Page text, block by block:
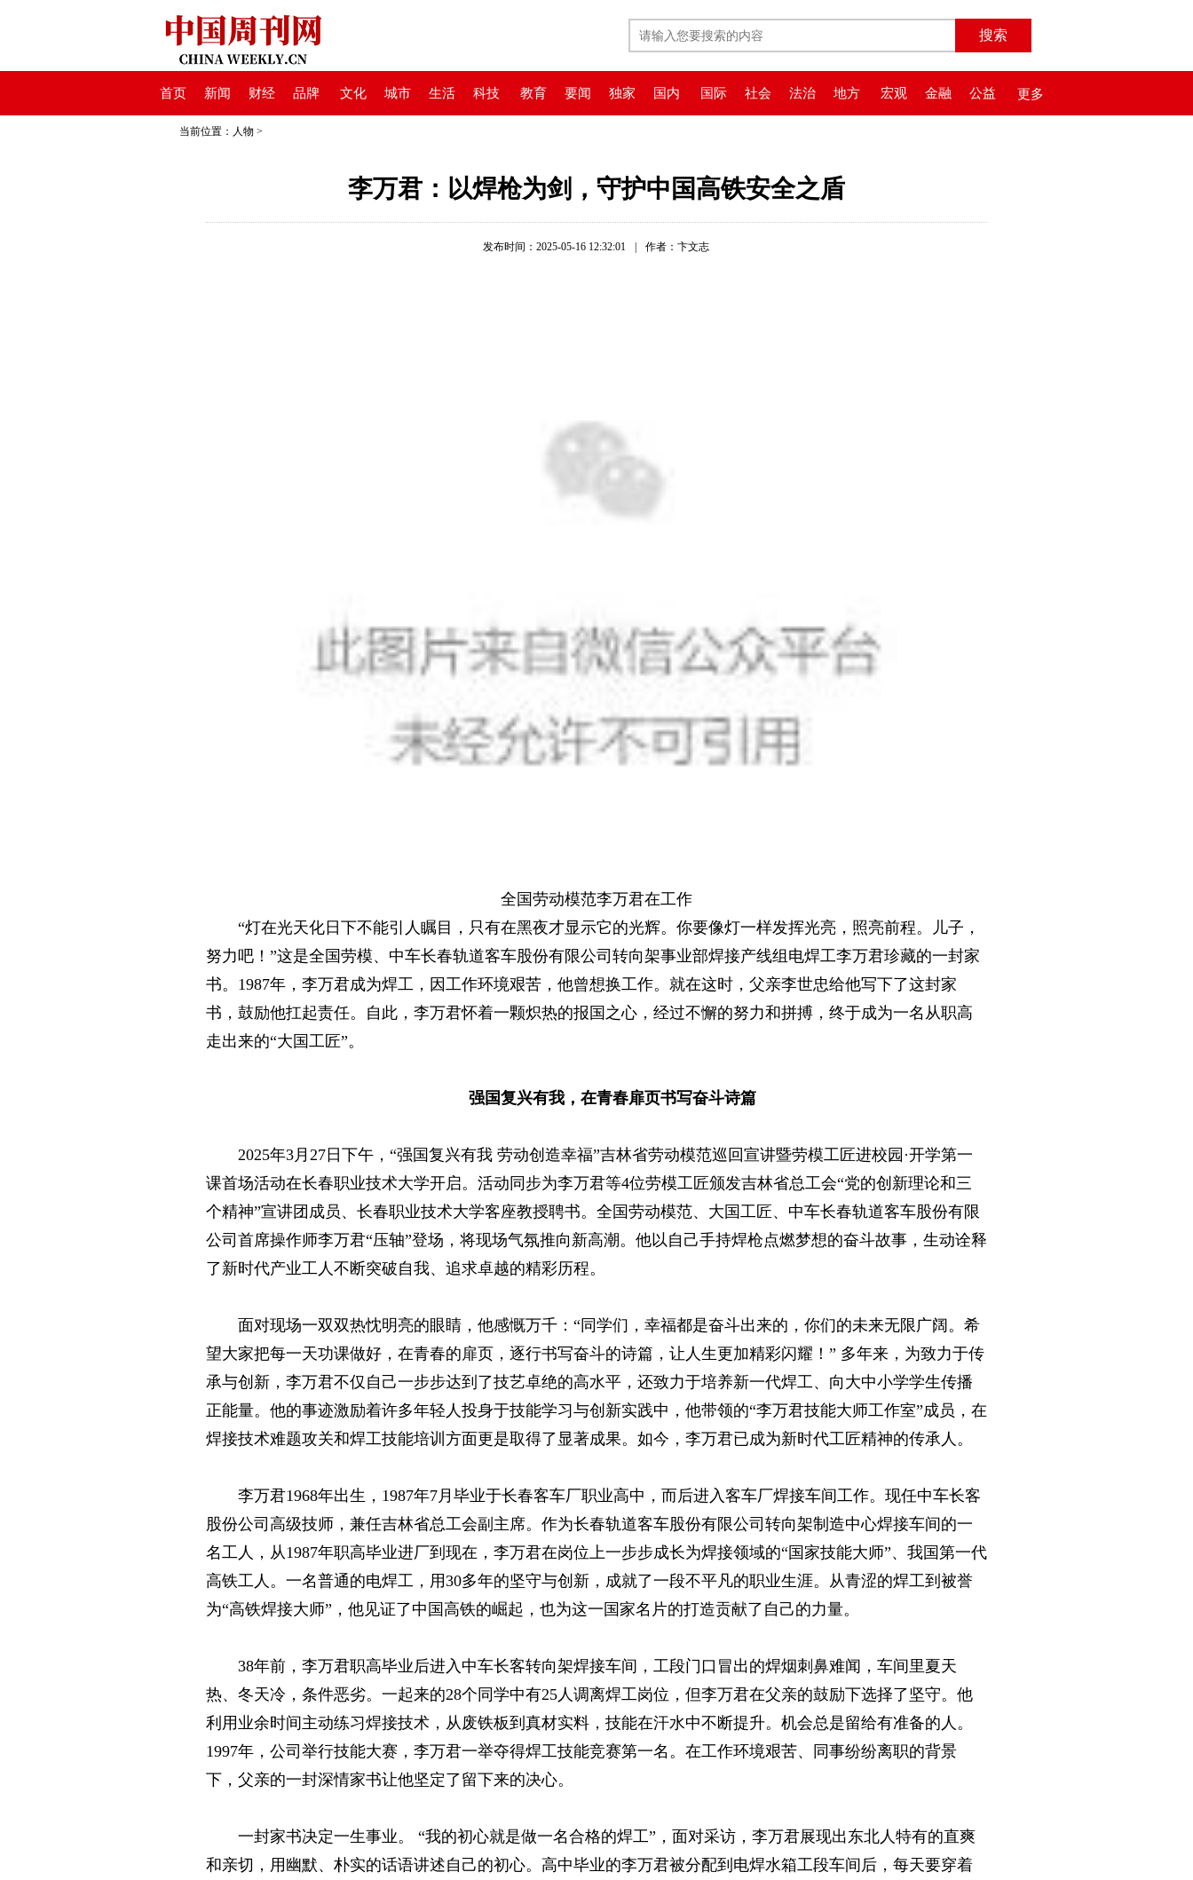
首页 新闻 财经 品牌 文化 城市 生活 科技 教育 要闻 独家 国内 国际 社会 法治 地方 宏观 金融 公益 更多
当前位置： 人物 >
李万君：以焊枪为剑，守护中国高铁安全之盾
发布时间：2025-05-16 12:32:01 作者：卞文志
全国劳动模范李万君在工作
“灯在光天化日下不能引人瞩目，只有在黑夜才显示它的光辉。你要像灯一样发挥光亮，照亮前程。儿子，
努力吧！”这是全国劳模、中车长春轨道客车股份有限公司转向架事业部焊接产线组电焊工李万君珍藏的一封家
书。1987年，李万君成为焊工，因工作环境艰苦，他曾想换工作。就在这时，父亲李世忠给他写下了这封家
书，鼓励他扛起责任。自此，李万君怀着一颗炽热的报国之心，经过不懈的努力和拼搏，终于成为一名从职高
走出来的“大国工匠”。
强国复兴有我，在青春扉页书写奋斗诗篇
2025年3月27日下午，“强国复兴有我 劳动创造幸福”吉林省劳动模范巡回宣讲暨劳模工匠进校园·开学第一
课首场活动在长春职业技术大学开启。活动同步为李万君等4位劳模工匠颁发吉林省总工会“党的创新理论和三
个精神”宣讲团成员、长春职业技术大学客座教授聘书。全国劳动模范、大国工匠、中车长春轨道客车股份有限
公司首席操作师李万君“压轴”登场，将现场气氛推向新高潮。他以自己手持焊枪点燃梦想的奋斗故事，生动诠释
了新时代产业工人不断突破自我、追求卓越的精彩历程。
面对现场一双双热忱明亮的眼睛，他感慨万千：“同学们，幸福都是奋斗出来的，你们的未来无限广阔。希
望大家把每一天功课做好，在青春的扉页，逐行书写奋斗的诗篇，让人生更加精彩闪耀！” 多年来，为致力于传
承与创新，李万君不仅自己一步步达到了技艺卓绝的高水平，还致力于培养新一代焊工、向大中小学学生传播
正能量。他的事迹激励着许多年轻人投身于技能学习与创新实践中，他带领的“李万君技能大师工作室”成员，在
焊接技术难题攻关和焊工技能培训方面更是取得了显著成果。如今，李万君已成为新时代工匠精神的传承人。
李万君1968年出生，1987年7月毕业于长春客车厂职业高中，而后进入客车厂焊接车间工作。现任中车长客
股份公司高级技师，兼任吉林省总工会副主席。作为长春轨道客车股份有限公司转向架制造中心焊接车间的一
名工人，从1987年职高毕业进厂到现在，李万君在岗位上一步步成长为焊接领域的“国家技能大师”、我国第一代
高铁工人。一名普通的电焊工，用30多年的坚守与创新，成就了一段不平凡的职业生涯。从青涩的焊工到被誉
为“高铁焊接大师”，他见证了中国高铁的崛起，也为这一国家名片的打造贡献了自己的力量。
38年前，李万君职高毕业后进入中车长客转向架焊接车间，工段门口冒出的焊烟刺鼻难闻，车间里夏天
热、冬天冷，条件恶劣。一起来的28个同学中有25人调离焊工岗位，但李万君在父亲的鼓励下选择了坚守。他
利用业余时间主动练习焊接技术，从废铁板到真材实料，技能在汗水中不断提升。机会总是留给有准备的人。
1997年，公司举行技能大赛，李万君一举夺得焊工技能竞赛第一名。在工作环境艰苦、同事纷纷离职的背景
下，父亲的一封深情家书让他坚定了留下来的决心。
一封家书决定一生事业。 “我的初心就是做一名合格的焊工”，面对采访，李万君展现出东北人特有的直爽
和亲切，用幽默、朴实的话语讲述自己的初心。高中毕业的李万君被分配到电焊水箱工段车间后，每天要穿着